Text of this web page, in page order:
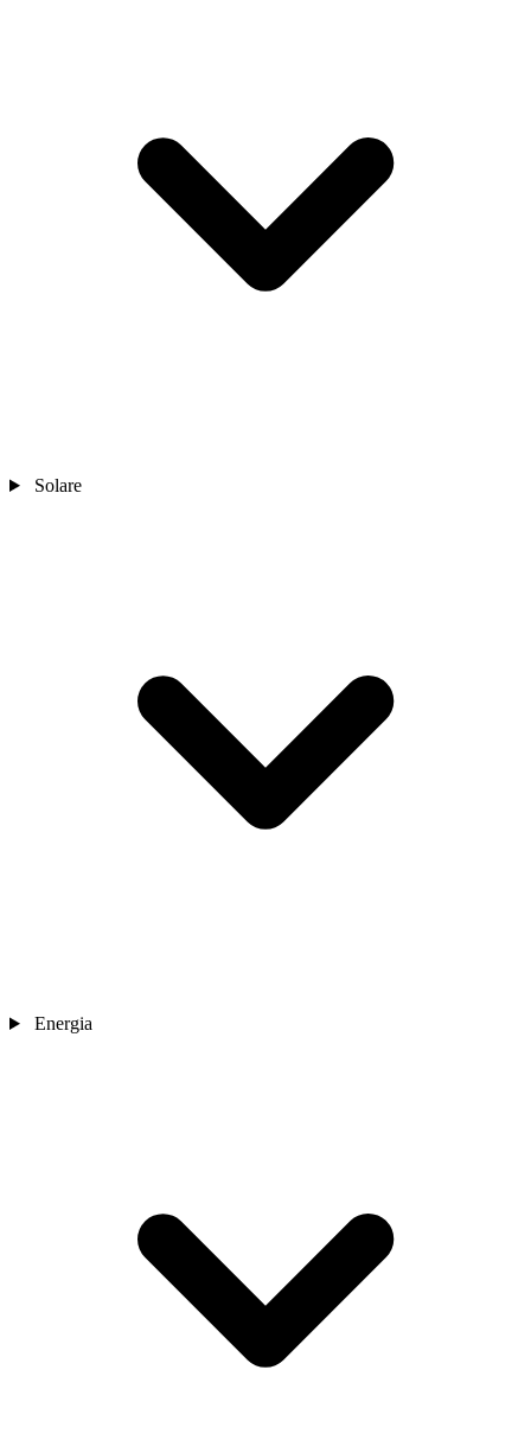
Solare
Energia